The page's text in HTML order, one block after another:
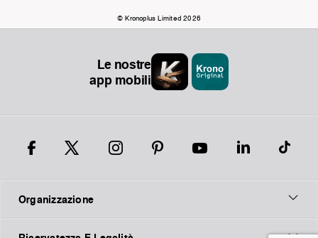
© Kronoplus Limited 2026
Le nostre
app mobili
Organizzazione